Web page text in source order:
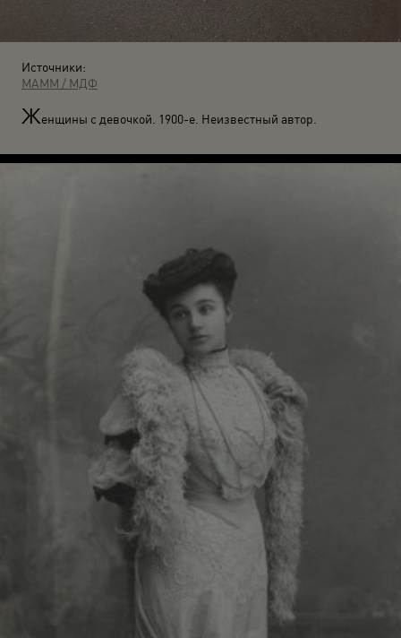
Источники:
МАММ / МДФ
Женщины с девочкой. 1900-е. Неизвестный автор.